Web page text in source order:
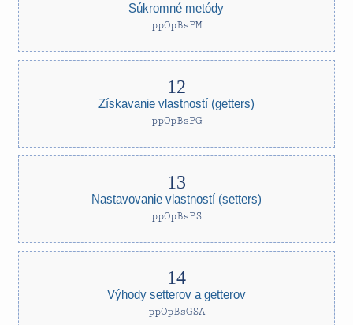
Súkromné metódy
ppOpBsPM
Získavanie vlastností (getters)
ppOpBsPG
Nastavovanie vlastností (setters)
ppOpBsPS
Výhody setterov a getterov
ppOpBsGSA